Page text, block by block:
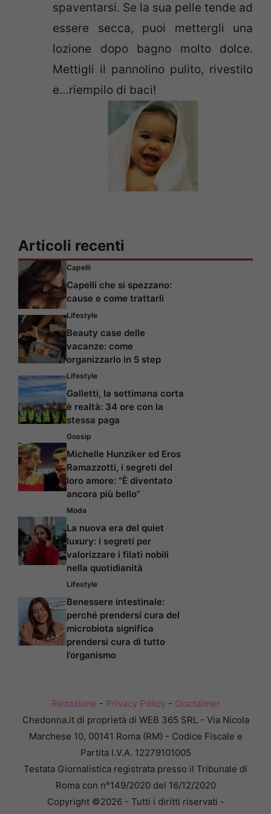
spaventarsi. Se la sua pelle tende ad
essere secca, puoi mettergli una
lozione dopo bagno molto dolce.
Mettigli il pannolino pulito, rivestilo
e…riempilo di baci!
Articoli recenti
Capelli
Capelli che si spezzano:
cause e come trattarli
Lifestyle
Beauty case delle
vacanze: come
organizzarlo in 5 step
Lifestyle
Galletti, la settimana corta
è realtà: 34 ore con la
stessa paga
Gossip
Michelle Hunziker ed Eros
Ramazzotti, i segreti del
loro amore: “È diventato
ancora più bello”
Moda
La nuova era del quiet
luxury: i segreti per
valorizzare i filati nobili
nella quotidianità
Lifestyle
Benessere intestinale:
perché prendersi cura del
microbiota significa
prendersi cura di tutto
l’organismo
Redazione - Privacy Policy- Disclaimer
Chedonna.it di proprietà di WEB 365 SRL - Via Nicola
Marchese 10, 00141 Roma (RM) - Codice Fiscale e
Partita I.V.A. 12279101005
Testata Giornalistica registrata presso il Tribunale di
Roma con n°149/2020 del 16/12/2020
Copyright ©2026 - Tutti i diritti riservati -